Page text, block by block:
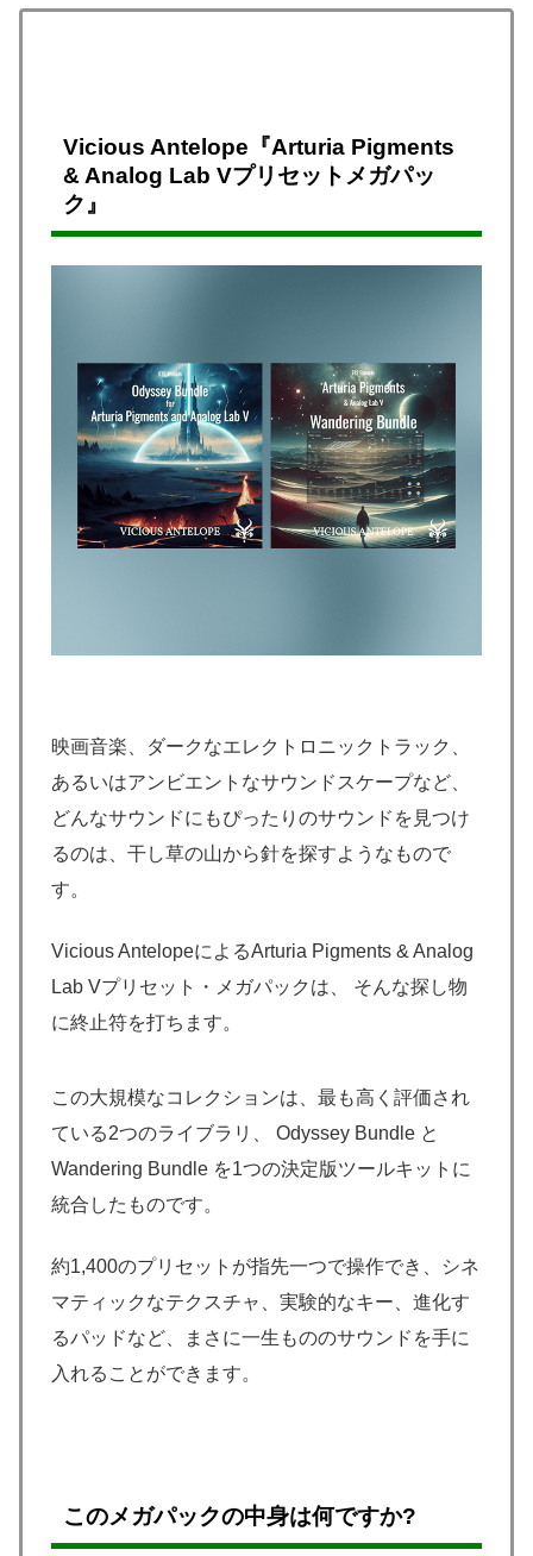
Vicious Antelope『Arturia Pigments
& Analog Lab Vプリセットメガパッ
ク』
映画音楽、ダークなエレクトロニックトラック、
あるいはアンビエントなサウンドスケープなど、
どんなサウンドにもぴったりのサウンドを見つけ
るのは、干し草の山から針を探すようなもので
す。
Vicious AntelopeによるArturia Pigments & Analog
Lab Vプリセット・メガパックは、 そんな探し物
に終止符を打ちます。
この大規模なコレクションは、最も高く評価され
ている2つのライブラリ、 Odyssey Bundle と
Wandering Bundle を1つの決定版ツールキットに
統合したものです。
約1,400のプリセットが指先一つで操作でき、シネ
マティックなテクスチャ、実験的なキー、進化す
るパッドなど、まさに一生もののサウンドを手に
入れることができます。
このメガパックの中身は何ですか?